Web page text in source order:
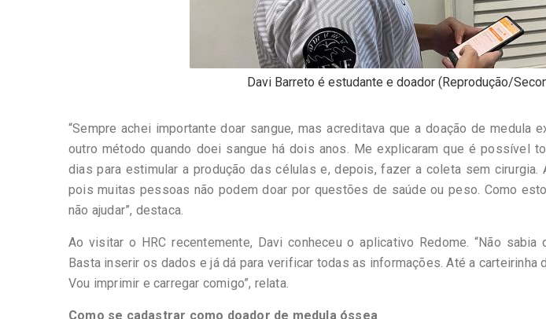
Davi Barreto é estudante e doador (Reprodução/
“Sempre achei importante doar sangue, mas acreditava que a doação de medula
outro método quando doei sangue há dois anos. Me explicaram que é possível
dias para estimular a produção das células e, depois, fazer a coleta sem cirurgia.
pois muitas pessoas não podem doar por questões de saúde ou peso. Como
não ajudar”, destaca.
Ao visitar o HRC recentemente, Davi conheceu o aplicativo Redome. “Não
Basta inserir os dados e já dá para verificar todas as informações. Até a carteirinha
Vou imprimir e carregar comigo”, relata.
Como se cadastrar como doador de medula óssea